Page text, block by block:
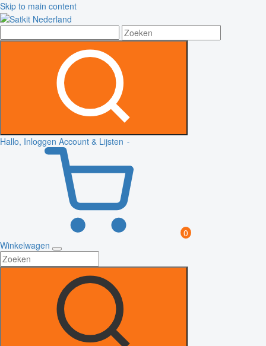
Skip to main content
Hallo, Inloggen Account & Lijsten
0
Winkelwagen